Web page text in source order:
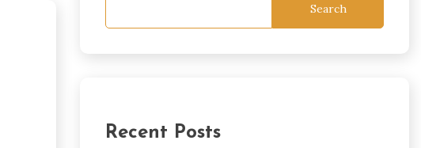
Search
Recent Posts